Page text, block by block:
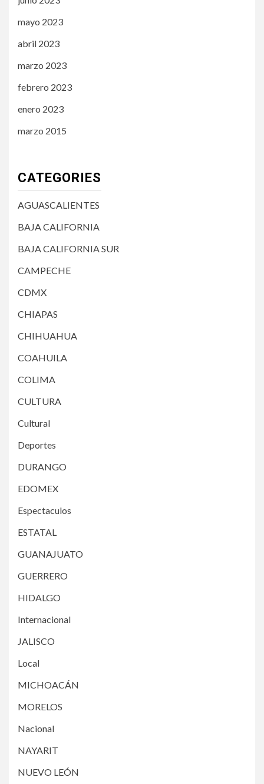
mayo 2023
abril 2023
marzo 2023
febrero 2023
enero 2023
marzo 2015
CATEGORIES
AGUASCALIENTES
BAJA CALIFORNIA
BAJA CALIFORNIA SUR
CAMPECHE
CDMX
CHIAPAS
CHIHUAHUA
COAHUILA
COLIMA
CULTURA
Cultural
Deportes
DURANGO
EDOMEX
Espectaculos
ESTATAL
GUANAJUATO
GUERRERO
HIDALGO
Internacional
JALISCO
Local
MICHOACÁN
MORELOS
Nacional
NAYARIT
NUEVO LEÓN